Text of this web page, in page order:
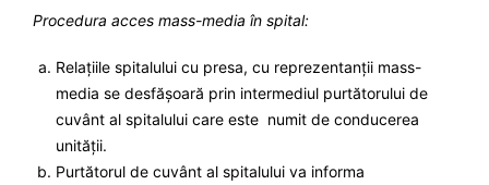
Procedura acces mass-media în spital:
Relațiile spitalului cu presa, cu reprezentanții mass-
media se desfășoară prin intermediul purtătorului de
cuvânt al spitalului care este numit de conducerea
unității.
Purtătorul de cuvânt al spitalului va informa